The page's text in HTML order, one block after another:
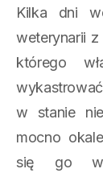
Kilka dni
weterynarii
którego
w stanie
mocno
się go